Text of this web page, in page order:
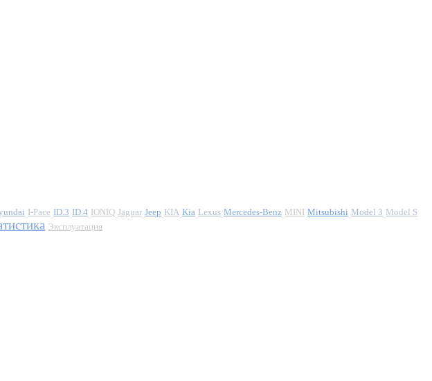
I-Pace ID.3 ID.4 IONIQ Jaguar Jeep KIA Kia Lexus Mercedes-Benz MINI Mitsubishi Model 3 Model S
Эксплуатация